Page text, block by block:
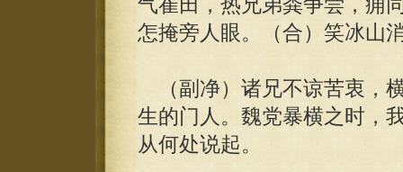
气崔田，热兄弟粪争尝，痈
怎掩旁人眼。（合）笑冰山
（副净）诸兄不谅苦衷，
生的门人。魏党暴横之时，
从何处说起。